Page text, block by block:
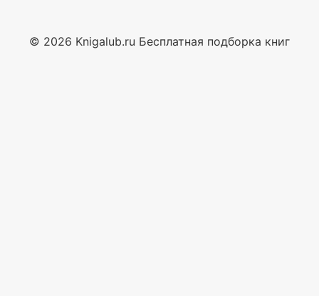
© 2026 Knigalub.ru Бесплатная подборка книг